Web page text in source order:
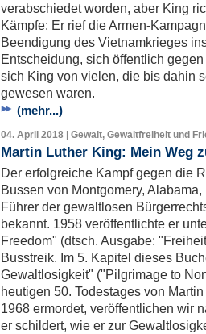
verabschiedet worden, aber King
Kämpfe: Er rief die Armen-
Beendigung des Vietnamkrieges
Entscheidung, sich öffentlich
sich King von vielen, die bis dahin
gewesen waren.
(mehr...)
04. April 2018 | Gewalt, Gewaltfreiheit und
Martin Luther King: Mein Weg
Der erfolgreiche Kampf gegen die
Bussen von Montgomery,
Führer der gewaltlosen
bekannt. 1958 veröffentlichte er
Freedom" (dtsch. Ausgabe:
Busstreik. Im 5. Kapitel dieses
Gewaltlosigkeit" ("Pilgrimage to
heutigen 50. Todestages von
1968 ermordet, veröffentlichen wir
er schildert, wie er zur